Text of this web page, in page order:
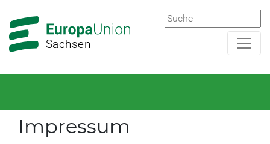
Hauptnavigation
Hauptbereich
Sachsen
Impressum